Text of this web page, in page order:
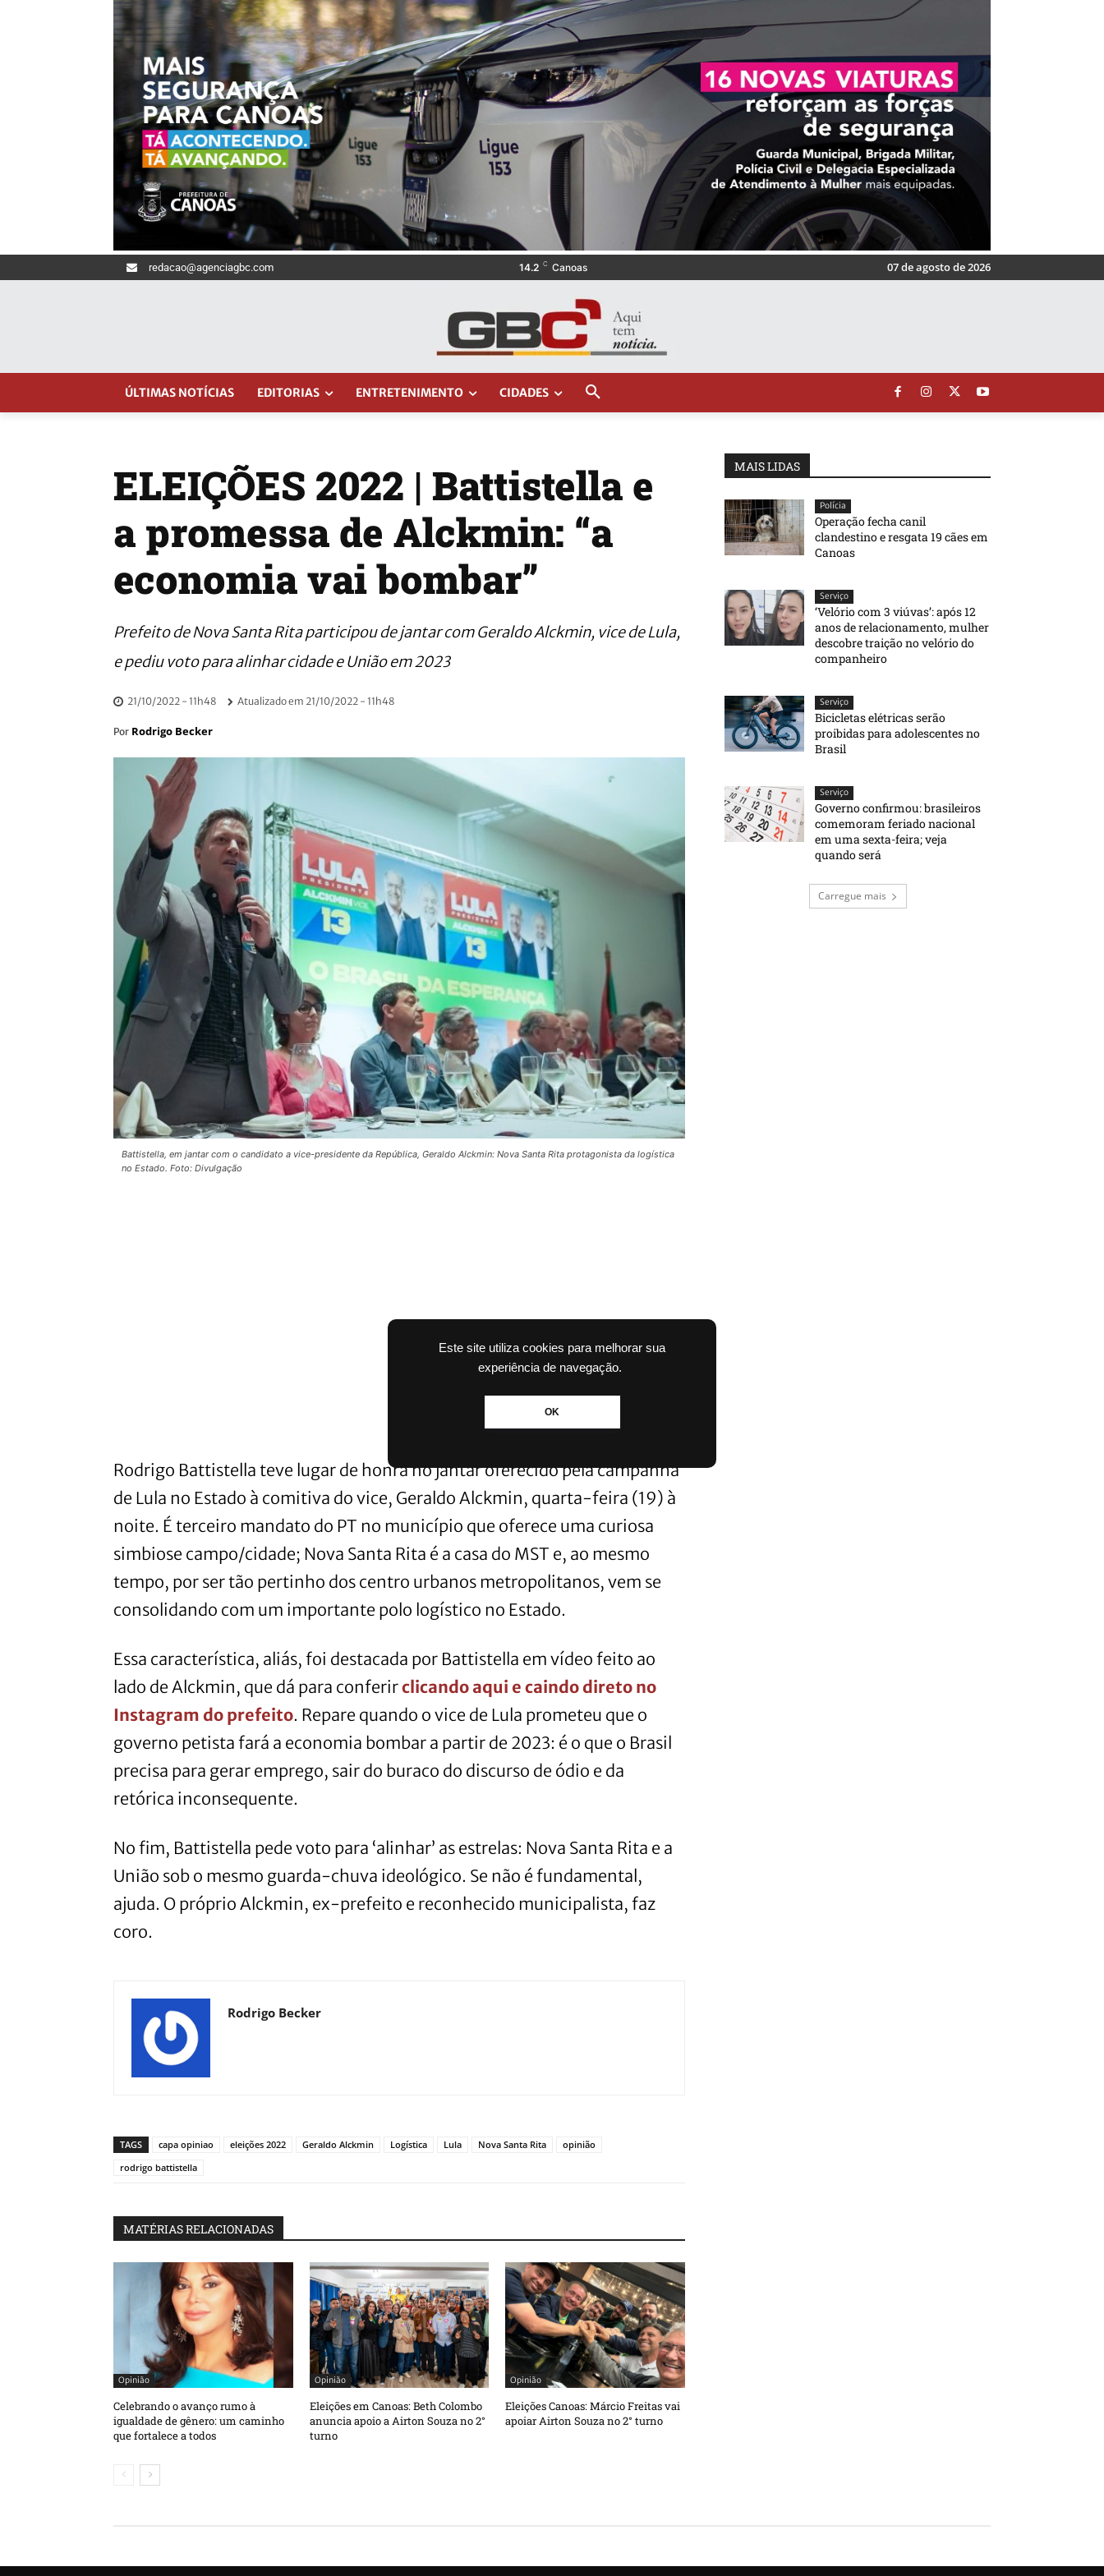
Este site utiliza cookies para melhorar sua
experiência de navegação.
OK
redacao@agenciagbc.com 14.2 C Canoas 07 de agosto de 2026
ÚLTIMAS NOTÍCIAS EDITORIAS ENTRETENIMENTO CIDADES
ELEIÇÕES 2022 | Battistella e
a promessa de Alckmin: “a
economia vai bombar”
Prefeito de Nova Santa Rita participou de jantar com Geraldo Alckmin, vice de Lula,
e pediu voto para alinhar cidade e União em 2023
21/10/2022 - 11h48 Atualizado em 21/10/2022 - 11h48
Por Rodrigo Becker
Battistella, em jantar com o candidato a vice-presidente da República, Geraldo Alckmin: Nova Santa Rita protagonista da logística
no Estado. Foto: Divulgação
Rodrigo Battistella teve lugar de honra no jantar oferecido pela campanha
de Lula no Estado à comitiva do vice, Geraldo Alckmin, quarta-feira (19) à
noite. É terceiro mandato do PT no município que oferece uma curiosa
simbiose campo/cidade; Nova Santa Rita é a casa do MST e, ao mesmo
tempo, por ser tão pertinho dos centro urbanos metropolitanos, vem se
consolidando com um importante polo logístico no Estado.
Essa característica, aliás, foi destacada por Battistella em vídeo feito ao
lado de Alckmin, que dá para conferirclicando aqui e caindo direto no
Instagram do prefeito. Repare quando o vice de Lula prometeu que o
governo petista fará a economia bombar a partir de 2023: é o que o Brasil
precisa para gerar emprego, sair do buraco do discurso de ódio e da
retórica inconsequente.
No fim, Battistella pede voto para ‘alinhar’ as estrelas: Nova Santa Rita e a
União sob o mesmo guarda-chuva ideológico. Se não é fundamental,
ajuda. O próprio Alckmin, ex-prefeito e reconhecido municipalista, faz
coro.
Rodrigo Becker
TAGS capa opiniao eleições 2022 Geraldo Alckmin Logística Lula Nova Santa Rita
opinião
rodrigo battistella
MATÉRIAS RELACIONADAS
Opinião
Celebrando o avanço rumo à
igualdade de gênero: um caminho
que fortalece a todos
Opinião
Eleições em Canoas: Beth Colombo
anuncia apoio a Airton Souza no 2°
turno
Opinião
Eleições Canoas: Márcio Freitas vai
apoiar Airton Souza no 2° turno
MAIS LIDAS
Polícia
Operação fecha canil
clandestino e resgata 19 cães em
Canoas
Serviço
‘Velório com 3 viúvas’: após 12
anos de relacionamento, mulher
descobre traição no velório do
companheiro
Serviço
Bicicletas elétricas serão
proibidas para adolescentes no
Brasil
Serviço
Governo confirmou: brasileiros
comemoram feriado nacional
em uma sexta-feira; veja
quando será
Carregue mais